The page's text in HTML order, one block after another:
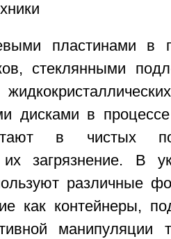
пластинами в
стеклянными
дисками в
в чистых
их загрязнение. В
различные
как контейнеры,
манипуляции